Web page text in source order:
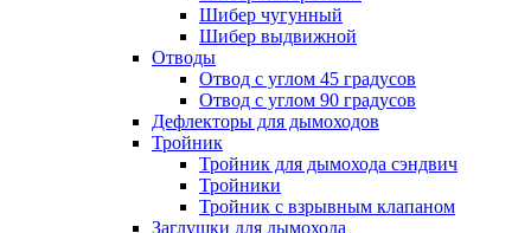
Шибер чугунный
Шибер выдвижной
Отводы
Отвод с углом 45 градусов
Отвод с углом 90 градусов
Дефлекторы для дымоходов
Тройник
Тройник для дымохода сэндвич
Тройники
Тройник с взрывным клапаном
Заглушки для дымохода